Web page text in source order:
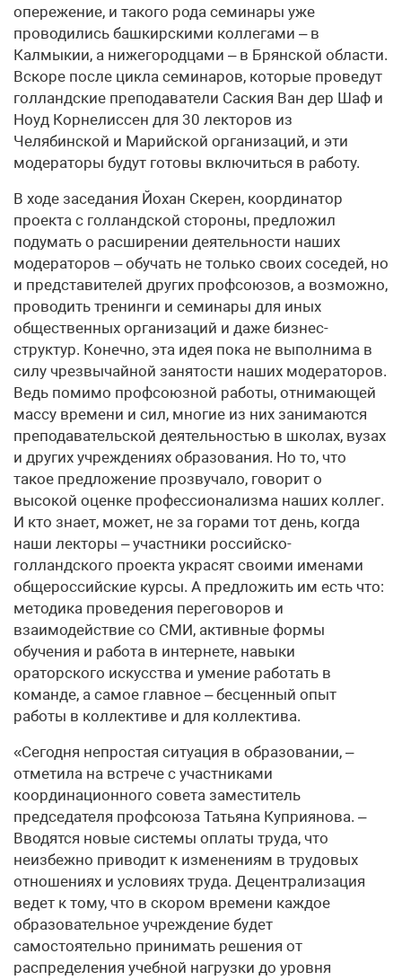
опережение, и такого рода семинары уже
проводились башкирскими коллегами – в
Калмыкии, а нижегородцами – в Брянской области.
Вскоре после цикла семинаров, которые проведут
голландские преподаватели Саския Ван дер Шаф и
Ноуд Корнелиссен для 30 лекторов из
Челябинской и Марийской организаций, и эти
модераторы будут готовы включиться в работу.
В ходе заседания Йохан Скерен, координатор
проекта с голландской стороны, предложил
подумать о расширении деятельности наших
модераторов – обучать не только своих соседей, но
и представителей других профсоюзов, а возможно,
проводить тренинги и семинары для иных
общественных организаций и даже бизнес-
структур. Конечно, эта идея пока не выполнима в
силу чрезвычайной занятости наших модераторов.
Ведь помимо профсоюзной работы, отнимающей
массу времени и сил, многие из них занимаются
преподавательской деятельностью в школах, вузах
и других учреждениях образования. Но то, что
такое предложение прозвучало, говорит о
высокой оценке профессионализма наших коллег.
И кто знает, может, не за горами тот день, когда
наши лекторы – участники российско-
голландского проекта украсят своими именами
общероссийские курсы. А предложить им есть что:
методика проведения переговоров и
взаимодействие со СМИ, активные формы
обучения и работа в интернете, навыки
ораторского искусства и умение работать в
команде, а самое главное – бесценный опыт
работы в коллективе и для коллектива.
«Сегодня непростая ситуация в образовании, –
отметила на встрече с участниками
координационного совета заместитель
председателя профсоюза Татьяна Куприянова. –
Вводятся новые системы оплаты труда, что
неизбежно приводит к изменениям в трудовых
отношениях и условиях труда. Децентрализация
ведет к тому, что в скором времени каждое
образовательное учреждение будет
самостоятельно принимать решения от
распределения учебной нагрузки до уровня